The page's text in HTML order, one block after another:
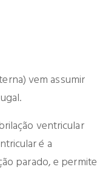
vem assumir
ventricular
é a
parado, e permite